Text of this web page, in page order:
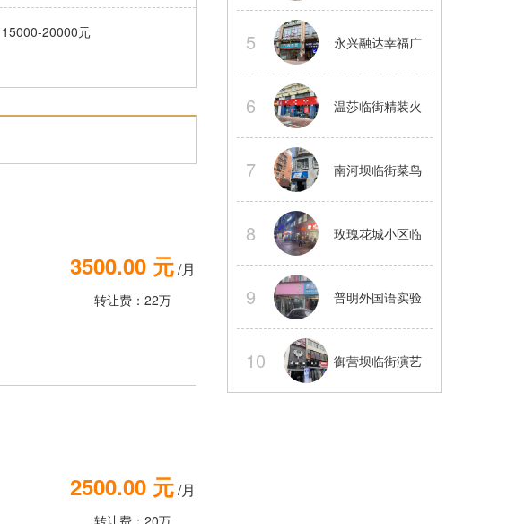
15000-20000元
3500.00 元/月
转让费：22万
2500.00 元/月
转让费：20万
5 永兴融达幸福广
6 温莎临街精装火
系
7 南河坝临街菜鸟
8 玫瑰花城小区临
9 普明外国语实验
10 御营坝临街演艺